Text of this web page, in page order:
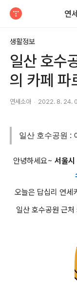
연
생활정보
일산 호수
의 카페 파
연세소아 2022. 8. 24.
일산 호수공원 :
안녕하세요~ 서울시
오늘은 답십리 연세
일산 호수공원 근